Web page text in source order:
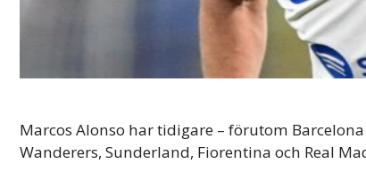
Marcos Alonso har tidigare – förutom
Wanderers, Sunderland, Fiorentina och Real